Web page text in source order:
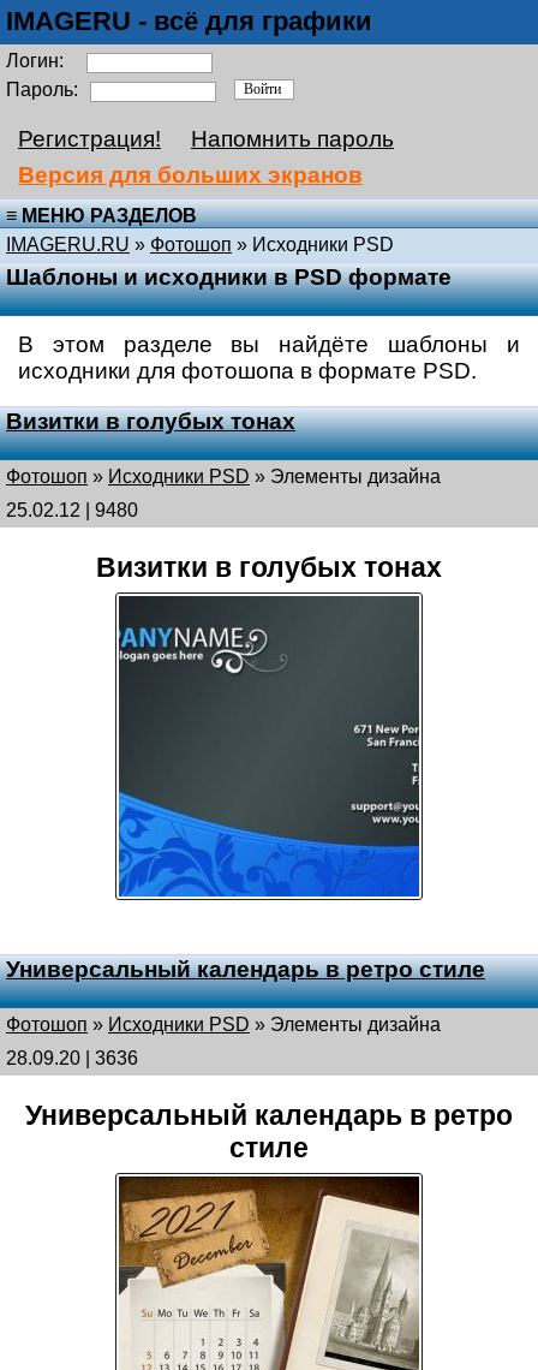
IMAGERU - всё для графики
Логин:
Пароль:
Регистрация!
Напомнить пароль
Версия для больших экранов
≡ МЕНЮ РАЗДЕЛОВ
IMAGERU.RU » Фотошоп » Исходники PSD
Шаблоны и исходники в PSD формате
В этом разделе вы найдёте шаблоны и
исходники для фотошопа в формате PSD.
Визитки в голубых тонах
Фотошоп » Исходники PSD » Элементы дизайна
25.02.12 | 9480
Визитки в голубых тонах
Универсальный календарь в ретро стиле
Фотошоп » Исходники PSD » Элементы дизайна
28.09.20 | 3636
Универсальный календарь в ретро
стиле